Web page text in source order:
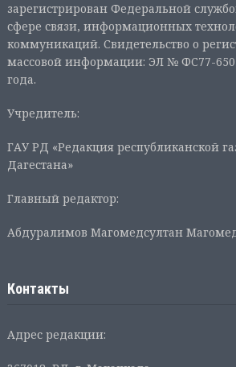
зарегистрирован Федеральной
сфере связи, информационных
коммуникаций. Свидетельство о
массовой информации: ЭЛ № ФС77-
года.
Учредитель:
ГАУ РД «Редакция республиканской
Дагестана»
Главный редактор:
Абдуралимов Магомедсултан
Контакты
Адрес редакции: